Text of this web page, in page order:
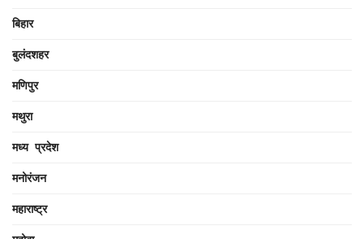
बिहार
बुलंदशहर
मणिपुर
मथुरा
मध्य प्रदेश
मनोरंजन
महाराष्ट्र